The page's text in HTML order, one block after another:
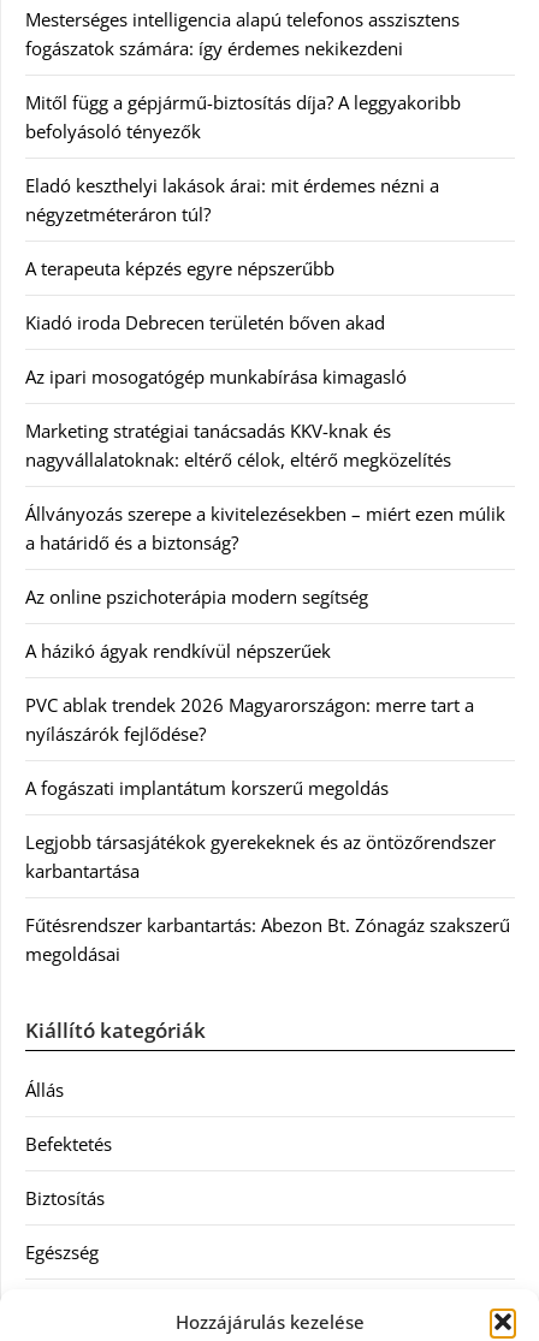
Hozzájárulás kezelése
Mesterséges intelligencia alapú telefonos asszisztens
fogászatok számára: így érdemes nekikezdeni
Mitől függ a gépjármű-biztosítás díja? A leggyakoribb
befolyásoló tényezők
Eladó keszthelyi lakások árai: mit érdemes nézni a
négyzetméteráron túl?
A terapeuta képzés egyre népszerűbb
Kiadó iroda Debrecen területén bőven akad
Az ipari mosogatógép munkabírása kimagasló
Marketing stratégiai tanácsadás KKV-knak és
nagyvállalatoknak: eltérő célok, eltérő megközelítés
Állványozás szerepe a kivitelezésekben – miért ezen múlik
a határidő és a biztonság?
Az online pszichoterápia modern segítség
A házikó ágyak rendkívül népszerűek
PVC ablak trendek 2026 Magyarországon: merre tart a
nyílászárók fejlődése?
A fogászati implantátum korszerű megoldás
Legjobb társasjátékok gyerekeknek és az öntözőrendszer
karbantartása
Fűtésrendszer karbantartás: Abezon Bt. Zónagáz szakszerű
megoldásai
Kiállító kategóriák
Állás
Befektetés
Biztosítás
Egészség